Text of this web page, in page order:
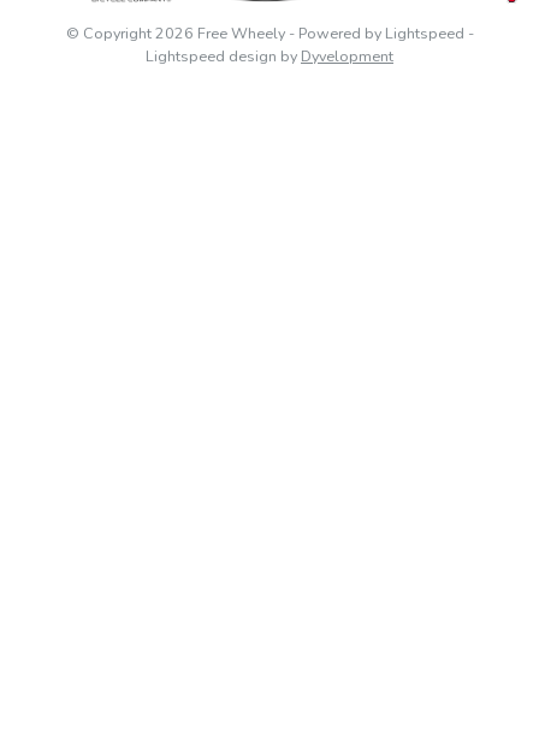
© Copyright 2026 Free Wheely- Powered by Lightspeed -
Lightspeed design by Dyvelopment